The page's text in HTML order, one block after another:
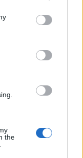
You may click to
party tags to
in below Google
the
Σαρωνικού και
που ξέσπασε
όμως προς
δυνάμεις
υπό έλεγχο.